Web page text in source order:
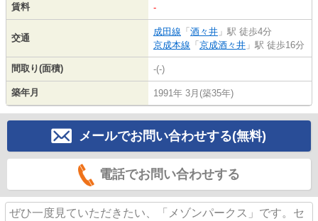
賃料 -
交通
成田線 「 酒々井 」駅 徒歩4分
京成本線 「 京成酒々井 」駅 徒歩16分
間取り(面積) -(-)
築年月 1991年 3月(築35年)
メールでお問い合わせする(無料)
電話でお問い合わせする
ぜひ一度見ていただきたい、「メゾンパークス」です。セ